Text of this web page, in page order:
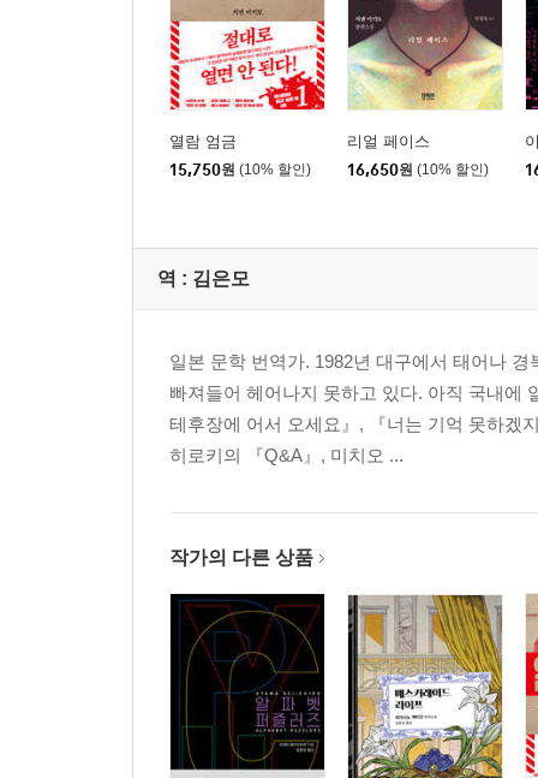
열람 엄금
15,750원 (10% 할인)
리얼 페이스
16,650원 (10% 할인)
역 : 김은모
일본 문학 번역가. 1982년 대구에서 태어나
빠져들어 헤어나지 못하고 있다. 아직 국내에
테후장에 어서 오세요』, 『너는 기억 못하겠
히로키의 『Q&A』, 미치오 ...
작가의 다른 상품